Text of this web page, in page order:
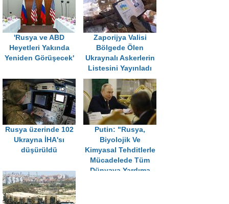
'Rusya ve ABD
Heyetleri Yakında
Yeniden Görüşecek'
Zaporijya Valisi
Bölgede Ölen
Ukraynalı Askerlerin
Listesini Yayınladı
Rusya üzerinde 102
Ukrayna İHA'sı
düşürüldü
Putin: "Rusya,
Biyolojik Ve
Kimyasal Tehditlerle
Mücadelede Tüm
Dünyaya Yardıma